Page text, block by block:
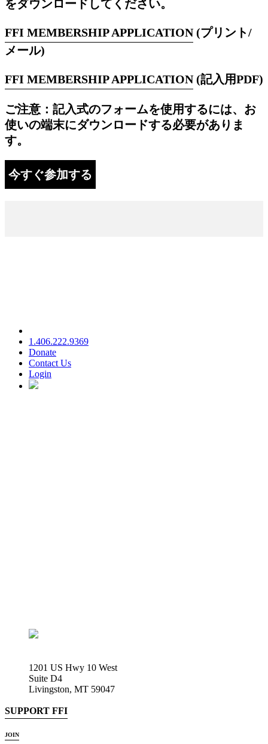
をダウンロードしてください。
FFI MEMBERSHIP APPLICATION(プリント/
メール)
FFI MEMBERSHIP APPLICATION(記入用PDF)
ご注意：記入式のフォームを使用するには、お
使いの端末にダウンロードする必要がありま
す。
今すぐ参加する
1.406.222.9369
Donate
Contact Us
Login
1201 US Hwy 10 West
Suite D4
Livingston, MT 59047
SUPPORT FFI
JOIN